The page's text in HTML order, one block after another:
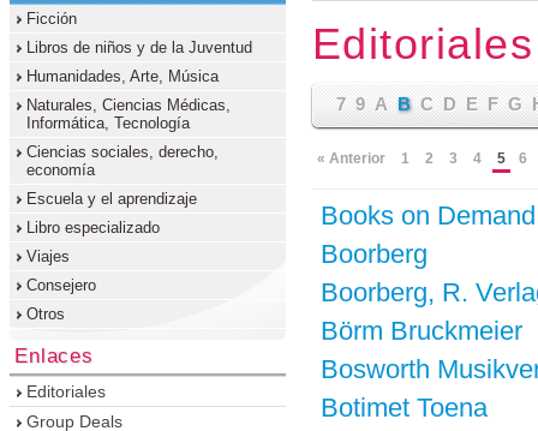
Editoriales
7 9 A B C D E F G
« Anterior 1 2 3 4 5 6
Books on Demand
Boorberg
Boorberg, R.
Börm Bruckmeier
Bosworth
Botimet Toena
Ficción
Libros de niños y de la Juventud
Humanidades, Arte, Música
Naturales, Ciencias Médicas,
Informática, Tecnología
Ciencias sociales, derecho,
economía
Escuela y el aprendizaje
Libro especializado
Viajes
Consejero
Otros
Enlaces
Editoriales
Group Deals